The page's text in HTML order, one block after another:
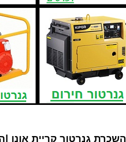
השכרת גנרטור קריית אונו |